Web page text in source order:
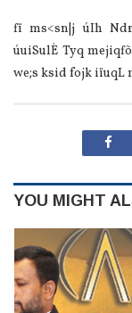
fï ms<sn|j úIh
úuiSulÈ Tyq
we;s ksid fojk iïuqL
YOU MIGHT